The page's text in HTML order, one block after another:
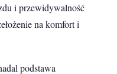
i przewidywalność
na komfort i
podstawa